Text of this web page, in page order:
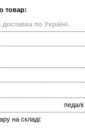
товар:
по Україні.
педалі
на складі: